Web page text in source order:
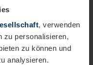
, verwenden
zu personalisieren,
zu können und
analysieren.